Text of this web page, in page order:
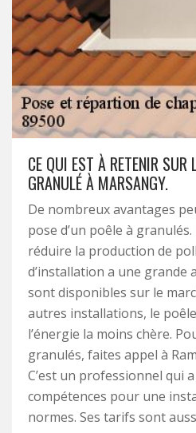
CE QUI EST À RETENIR SUR
GRANULÉ À MARSANGY.
De nombreux avantages
pose d’un poêle à
réduire la production de
d’installation a une grande
sont disponibles sur le
autres installations, le
l’énergie la moins chère.
granulés, faites appel à
C’est un professionnel qui
compétences pour une
normes. Ses tarifs sont